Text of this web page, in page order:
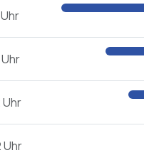
Uhr
Uhr